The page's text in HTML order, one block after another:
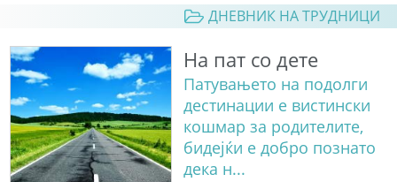
ДНЕВНИК НА ТРУДНИЦИ
На пат со дете
Патувањето на подолги
дестинации е вистински
кошмар за родителите,
бидејќи е добро познато
дека н...